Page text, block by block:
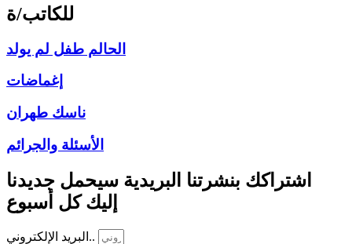
للكاتب/ة
الحالم طفل لم يولد
إغماضات
ناسك طهران
الأسئلة والجرائم
اشتراكك بنشرتنا البريدية سيحمل جديدنا
إليك كل أسبوع
البريد الإلكتروني..